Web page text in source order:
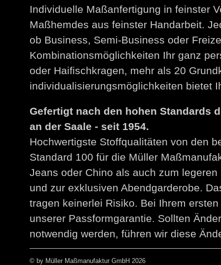
Individuelle Maßanfertigung in feinster
Maßhemdes aus feinster Handarbeit.
ob Business, Semi-Business oder
Kombinationsmöglichkeiten Ihr ganz
oder Haifischkragen, mehr als 20
individualisierungsmöglichkeiten bietet
Gefertigt nach den hohen Standards
an der Saale - seit 1954.
Hochwertigste Stoffqualitäten von den
Standard 100 für die Müller
Jeans oder Chino als auch zum
und zur exklusiven Abendgarderobe.
tragen keinerlei Risiko. Bei Ihrem
unserer Passformgarantie. Sollten
notwendig werden, führen wir diese
© by Müller Maßmanufaktur GmbH 2026